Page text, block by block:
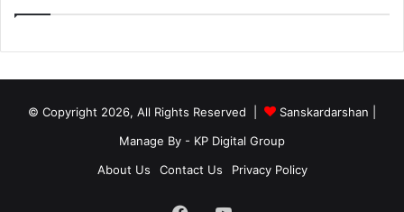
© Copyright 2026, All Rights Reserved | Sanskardarshan
Manage By - KP Digital Group
About Us
Contact Us Privacy Policy